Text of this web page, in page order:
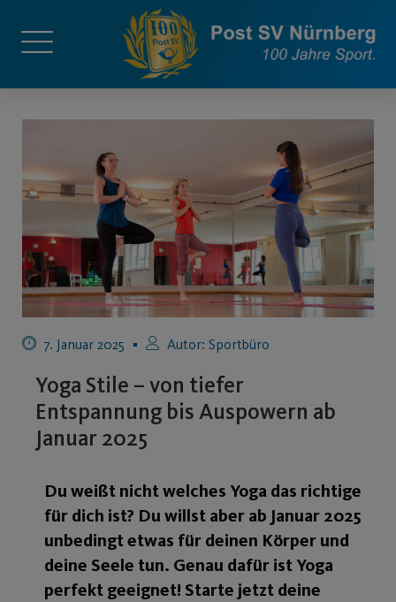
7. Januar 2025 Autor: Sportbüro
Yoga Stile – von tiefer
Entspannung bis Auspowern ab
Januar 2025
Du weißt nicht welches Yoga das richtige
für dich ist? Du willst aber ab Januar 2025
unbedingt etwas für deinen Körper und
deine Seele tun. Genau dafür ist Yoga
perfekt geeignet! Starte jetzt deine